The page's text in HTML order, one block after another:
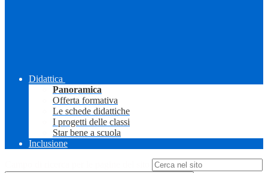
Didattica
Panoramica
Offerta formativa
Le schede didattiche
I progetti delle classi
Star bene a scuola
Inclusione